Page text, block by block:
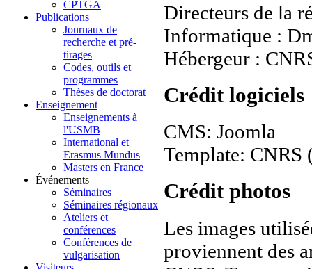
CPTGA
Publications
Journaux de
recherche et pré-
tirages
Codes, outils et
programmes
Thèses de doctorat
Enseignement
Enseignements à
l'USMB
International et
Erasmus Mundus
Masters en France
Événements
Séminaires
Séminaires régionaux
Ateliers et
conférences
Conférences de
vulgarisation
Directeurs de la
Informatique :
Hébergeur :
Crédit logiciels
CMS: Joomla
Template: CNRS
Crédit photos
Les images
proviennent des